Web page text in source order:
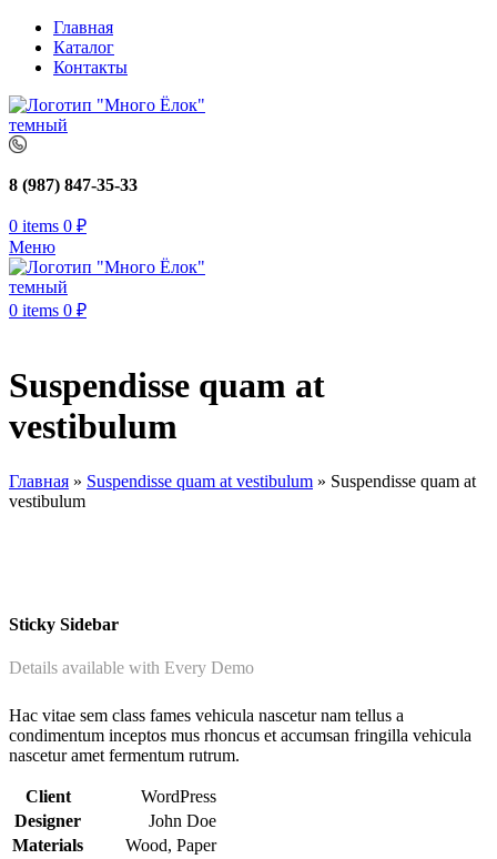
Главная
Каталог
Контакты
8 (987) 847-35-33
0 items 0 ₽
Меню
0 items 0 ₽
Suspendisse quam at
vestibulum
Главная » Suspendisse quam at vestibulum » Suspendisse quam at
vestibulum
Sticky Sidebar
Details available with Every Demo
Hac vitae sem class fames vehicula nascetur nam tellus a
condimentum inceptos mus rhoncus et accumsan fringilla vehicula
nascetur amet fermentum rutrum.
Client
WordPress
Designer
John Doe
Materials
Wood, Paper